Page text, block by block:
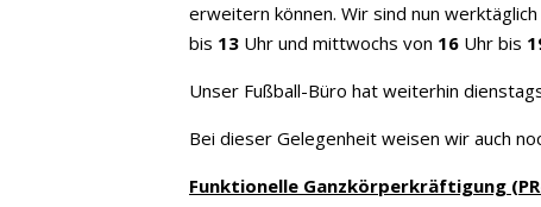
erweitern können. Wir sind nun
bis 13 Uhr und mittwochs von 16 Uhr bis
Unser Fußball-Büro hat weiterhin
Bei dieser Gelegenheit weisen wir auch
Funktionelle Ganzkörperkräftigung